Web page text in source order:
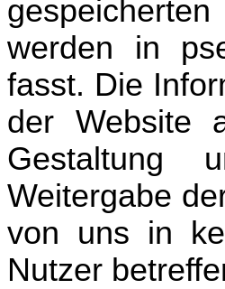
werden in
fasst. Die
der Website
Gestaltung
Weitergabe
von uns in
Nutzer